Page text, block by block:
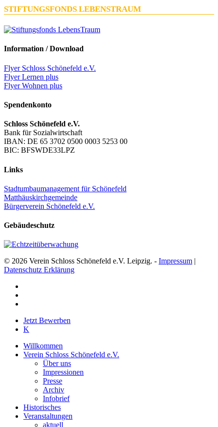
STIFTUNGSFONDS LEBENSTRAUM
Information / Download
Flyer Schloss Schönefeld e.V.
Flyer Lernen plus
Flyer Wohnen plus
Spendenkonto
Schloss Schönefeld e.V.
Bank für Sozialwirtschaft
IBAN: DE 65 3702 0500 0003 5253 00
BIC: BFSWDE33LPZ
Links
Stadtumbaumanagement für Schönefeld
Matthäuskirchgemeinde
Bürgerverein Schönefeld e.V.
Gebäudeschutz
© 2026 Verein Schloss Schönefeld e.V. Leipzig. - Impressum |
Datenschutz Erklärung
Close
Menu
Jetzt Bewerben
K
Willkommen
Verein Schloss Schönefeld e.V.
Über uns
Impressionen
Presse
Archiv
Infobrief
Historisches
Veranstaltungen
aktuell